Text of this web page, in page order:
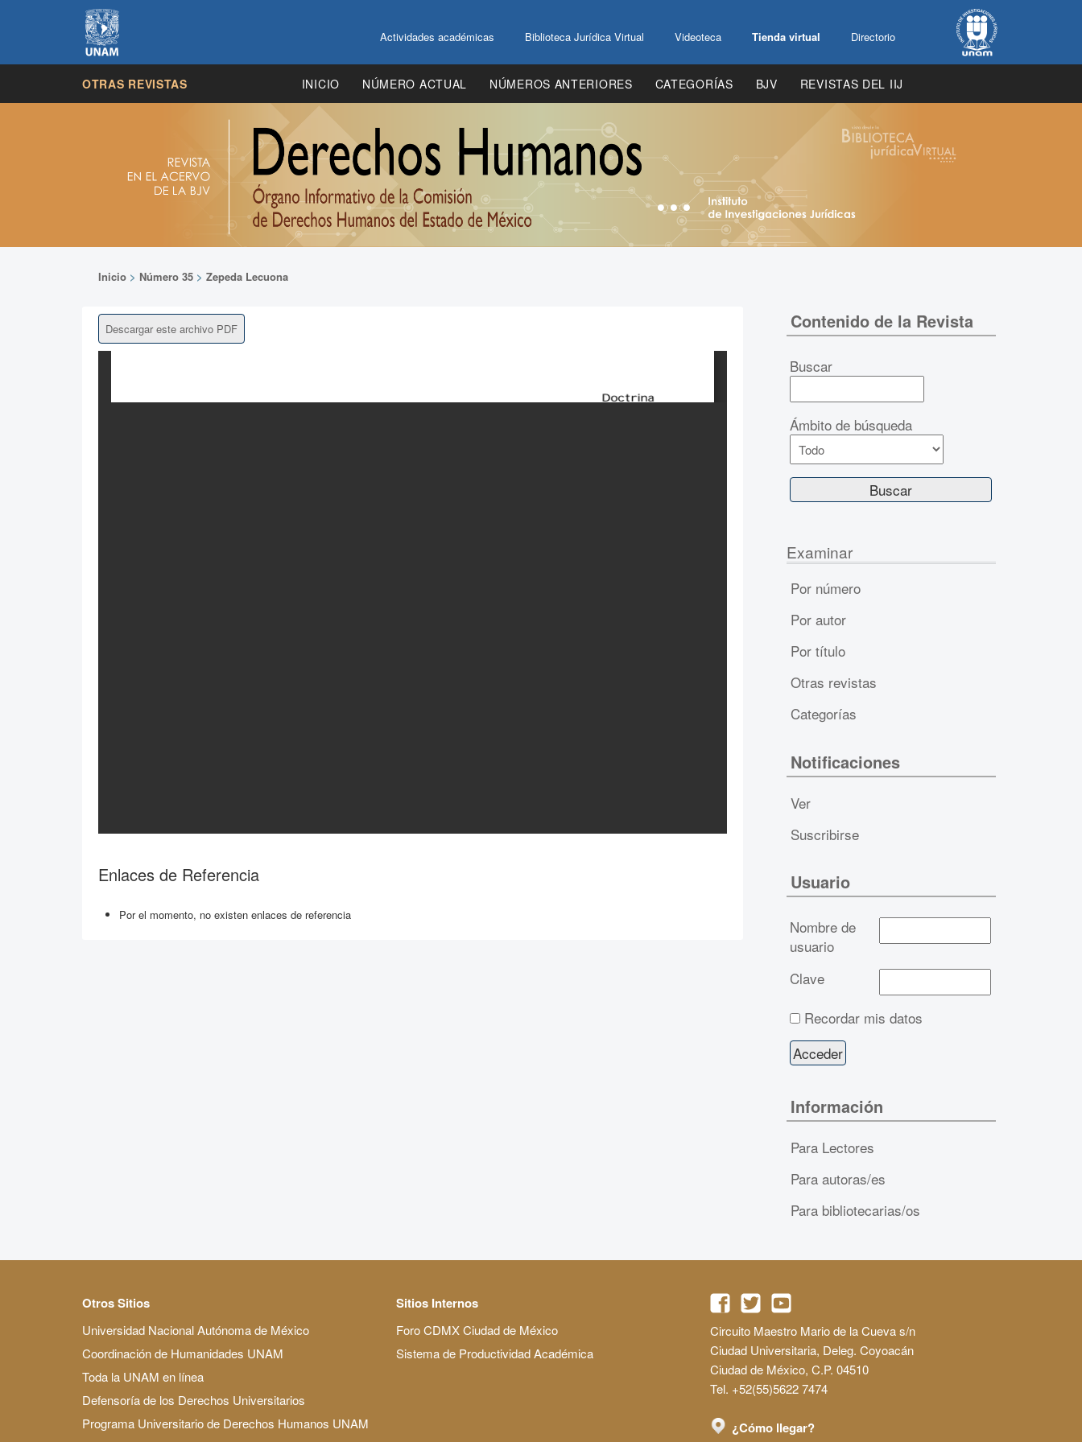
Actividades académicas Biblioteca Jurídica Virtual Videoteca Tienda virtual Directorio
OTRAS REVISTAS INICIO NÚMERO ACTUAL NÚMEROS ANTERIORES CATEGORÍAS BJV REVISTAS DEL IIJ
Inicio > Número 35 > Zepeda Lecuona
Descargar este archivo PDF
Enlaces de Referencia
Por el momento, no existen enlaces de referencia
Contenido de la Revista
Buscar
Ámbito de búsqueda
Examinar
Por número
Por autor
Por título
Otras revistas
Categorías
Notificaciones
Ver
Suscribirse
Usuario
Nombre de
usuario
Clave
Recordar mis datos
Información
Para Lectores
Para autoras/es
Para bibliotecarias/os
Otros Sitios
Universidad Nacional Autónoma de México
Coordinación de Humanidades UNAM
Toda la UNAM en línea
Defensoría de los Derechos Universitarios
Programa Universitario de Derechos Humanos UNAM
Sitios Internos
Foro CDMX Ciudad de México
Sistema de Productividad Académica
Circuito Maestro Mario de la Cueva s/n
Ciudad Universitaria, Deleg. Coyoacán
Ciudad de México, C.P. 04510
Tel. +52(55)5622 7474
¿Cómo llegar?